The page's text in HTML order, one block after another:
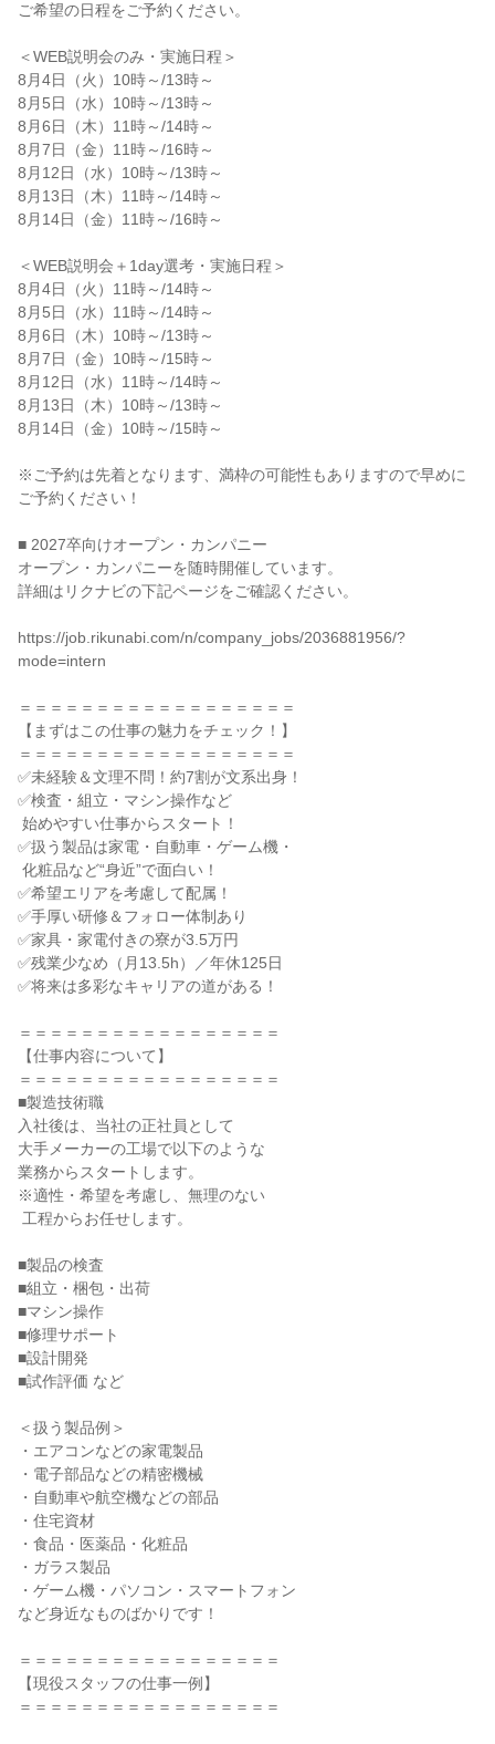
ご希望の日程をご予約ください。
＜WEB説明会のみ・実施日程＞
8月4日（火）10時～/13時～
8月5日（水）10時～/13時～
8月6日（木）11時～/14時～
8月7日（金）11時～/16時～
8月12日（水）10時～/13時～
8月13日（木）11時～/14時～
8月14日（金）11時～/16時～
＜WEB説明会＋1day選考・実施日程＞
8月4日（火）11時～/14時～
8月5日（水）11時～/14時～
8月6日（木）10時～/13時～
8月7日（金）10時～/15時～
8月12日（水）11時～/14時～
8月13日（木）10時～/13時～
8月14日（金）10時～/15時～
※ご予約は先着となります、満枠の可能性もありますので早めに
ご予約ください！
■ 2027卒向けオープン・カンパニー
オープン・カンパニーを随時開催しています。
詳細はリクナビの下記ページをご確認ください。
https://job.rikunabi.com/n/company_jobs/2036881956/?
mode=intern
＝＝＝＝＝＝＝＝＝＝＝＝＝＝＝＝＝＝
【まずはこの仕事の魅力をチェック！】
＝＝＝＝＝＝＝＝＝＝＝＝＝＝＝＝＝＝
✅未経験＆文理不問！約7割が文系出身！
✅検査・組立・マシン操作など
✅扱う製品は家電・自動車・ゲーム機・
✅希望エリアを考慮して配属！
✅手厚い研修＆フォロー体制あり
✅家具・家電付きの寮が3.5万円
✅残業少なめ（月13.5h）／年休125日
✅将来は多彩なキャリアの道がある！
＝＝＝＝＝＝＝＝＝＝＝＝＝＝＝＝＝
【仕事内容について】
＝＝＝＝＝＝＝＝＝＝＝＝＝＝＝＝＝
■製造技術職
入社後は、当社の正社員として
大手メーカーの工場で以下のような
業務からスタートします。
※適性・希望を考慮し、無理のない
■製品の検査
■組立・梱包・出荷
■マシン操作
■修理サポート
■設計開発
■試作評価 など
＜扱う製品例＞
・エアコンなどの家電製品
・電子部品などの精密機械
・自動車や航空機などの部品
・住宅資材
・食品・医薬品・化粧品
・ガラス製品
・ゲーム機・パソコン・スマートフォン
など身近なものばかりです！
＝＝＝＝＝＝＝＝＝＝＝＝＝＝＝＝＝
【現役スタッフの仕事一例】
＝＝＝＝＝＝＝＝＝＝＝＝＝＝＝＝＝